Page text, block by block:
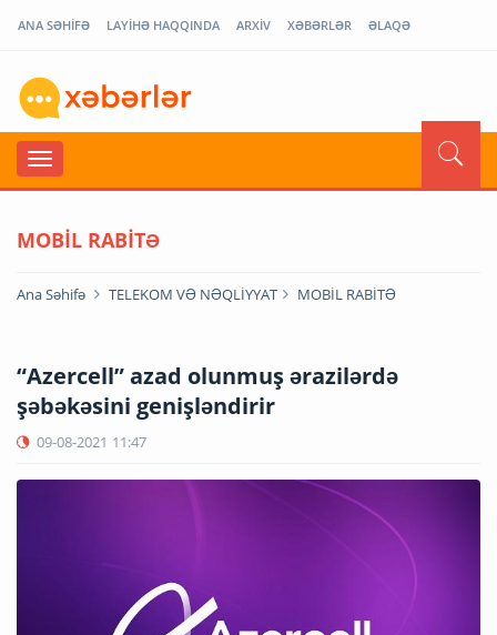
ANA SƏHİFƏ LAYİHƏ HAQQINDA ARXİV XƏBƏRLƏR ƏLAQƏ
MOBİL RABİTƏ
Ana Səhifə TELEKOM VƏ NƏQLİYYAT MOBİL RABİTƏ
“Azercell” azad olunmuş ərazilərdə
şəbəkəsini genişləndirir
09-08-2021 11:47